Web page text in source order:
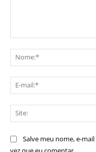
Salve meu nome, e-